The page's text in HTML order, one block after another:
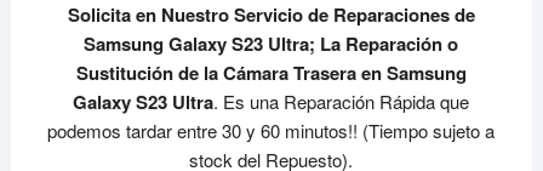
Solicita en Nuestro Servicio de Reparaciones de
Samsung Galaxy S23 Ultra; La Reparación o
Sustitución de la Cámara Trasera en Samsung
Galaxy S23 Ultra. Es una Reparación Rápida que
podemos tardar entre 30 y 60 minutos!! (Tiempo sujeto a
stock del Repuesto).